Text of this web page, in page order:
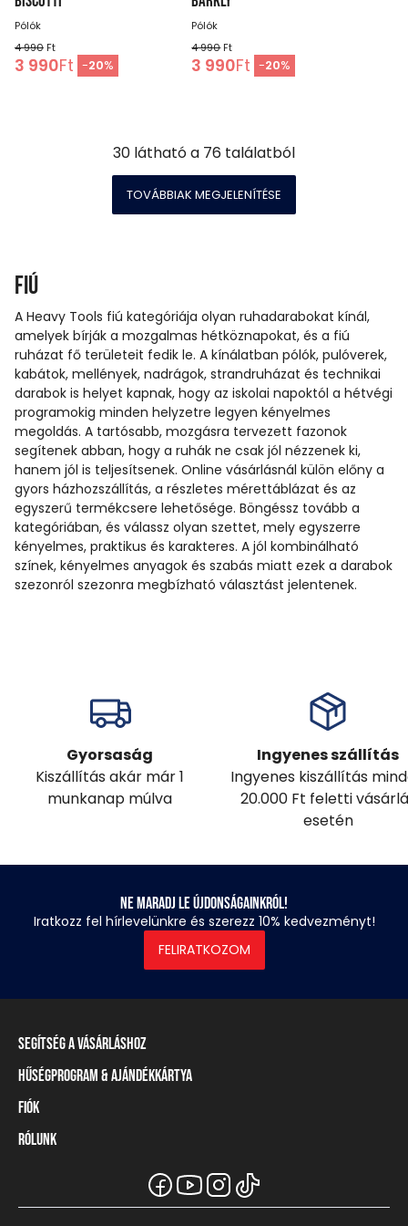
Pólók
4 990 Ft
3 990Ft -20%
Pólók
4 990Ft
3 990Ft -20%
30 látható a 76 találatból
TOVÁBBIAK MEGJELENÍTÉSE
Fiú
A Heavy Tools fiú kategóriája olyan ruhadarabokat kínál,
amelyek bírják a mozgalmas hétköznapokat, és a fiú
ruházat fő területeit fedik le. A kínálatban pólók, pulóverek,
kabátok, mellények, nadrágok, strandruházat és technikai
darabok is helyet kapnak, hogy az iskolai napoktól a hétvégi
programokig minden helyzetre legyen kényelmes
megoldás. A tartósabb, mozgásra tervezett fazonok
segítenek abban, hogy a ruhák ne csak jól nézzenek ki,
hanem jól is teljesítsenek. Online vásárlásnál külön előny a
gyors házhozszállítás, a részletes mérettáblázat és az
egyszerű termékcsere lehetősége. Böngéssz tovább a
kategóriában, és válassz olyan szettet, mely egyszerre
kényelmes, praktikus és karakteres. A jól kombinálható
színek, kényelmes anyagok és szabás miatt ezek a darabok
szezonról szezonra megbízható választást jelentenek.
Gyorsaság
Kiszállítás akár már 1
munkanap múlva
Ingyenes szállítás
Ingyenes kiszállítás
20.000 Ft feletti
esetén
Ne maradj le újdonságainkról!
Iratkozz fel hírlevelünkre és szerezz 10% kedvezményt!
FELIRATKOZOM
Segítség a vásárláshoz
Szállítási információ
Fizetési módok
Mérettáblázat
Üzleteink és viszonteladók
Gyakori kérdések (GYIK)
Hűségprogram & Ajándékkártya
Törzsvásárlói program
Ajándékkártya
Fiók
Belépés / Regisztráció
Rólunk
A Heavy Tools márka
Viszonteladói információ